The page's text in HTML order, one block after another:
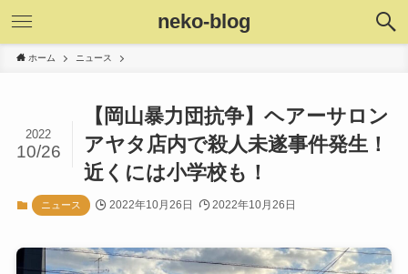
neko-blog
ホーム ニュース
【岡山暴力団抗争】ヘアーサロン
アヤタ店内で殺人未遂事件発生！
近くには小学校も！
2022
10/26
ニュース 2022年10月26日 2022年10月26日